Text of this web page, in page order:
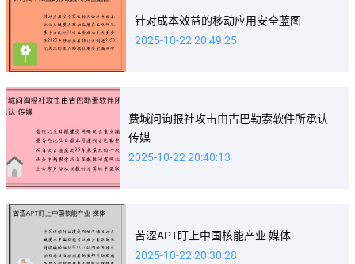
针对成本效益的移动应用安全蓝图
2025-10-22 20:49:25
费城问询报社攻击由古巴勒索软件所承认
传媒
2025-10-22 20:40:13
苦涩APT盯上中国核能产业 媒体
2025-10-22 20:30:28